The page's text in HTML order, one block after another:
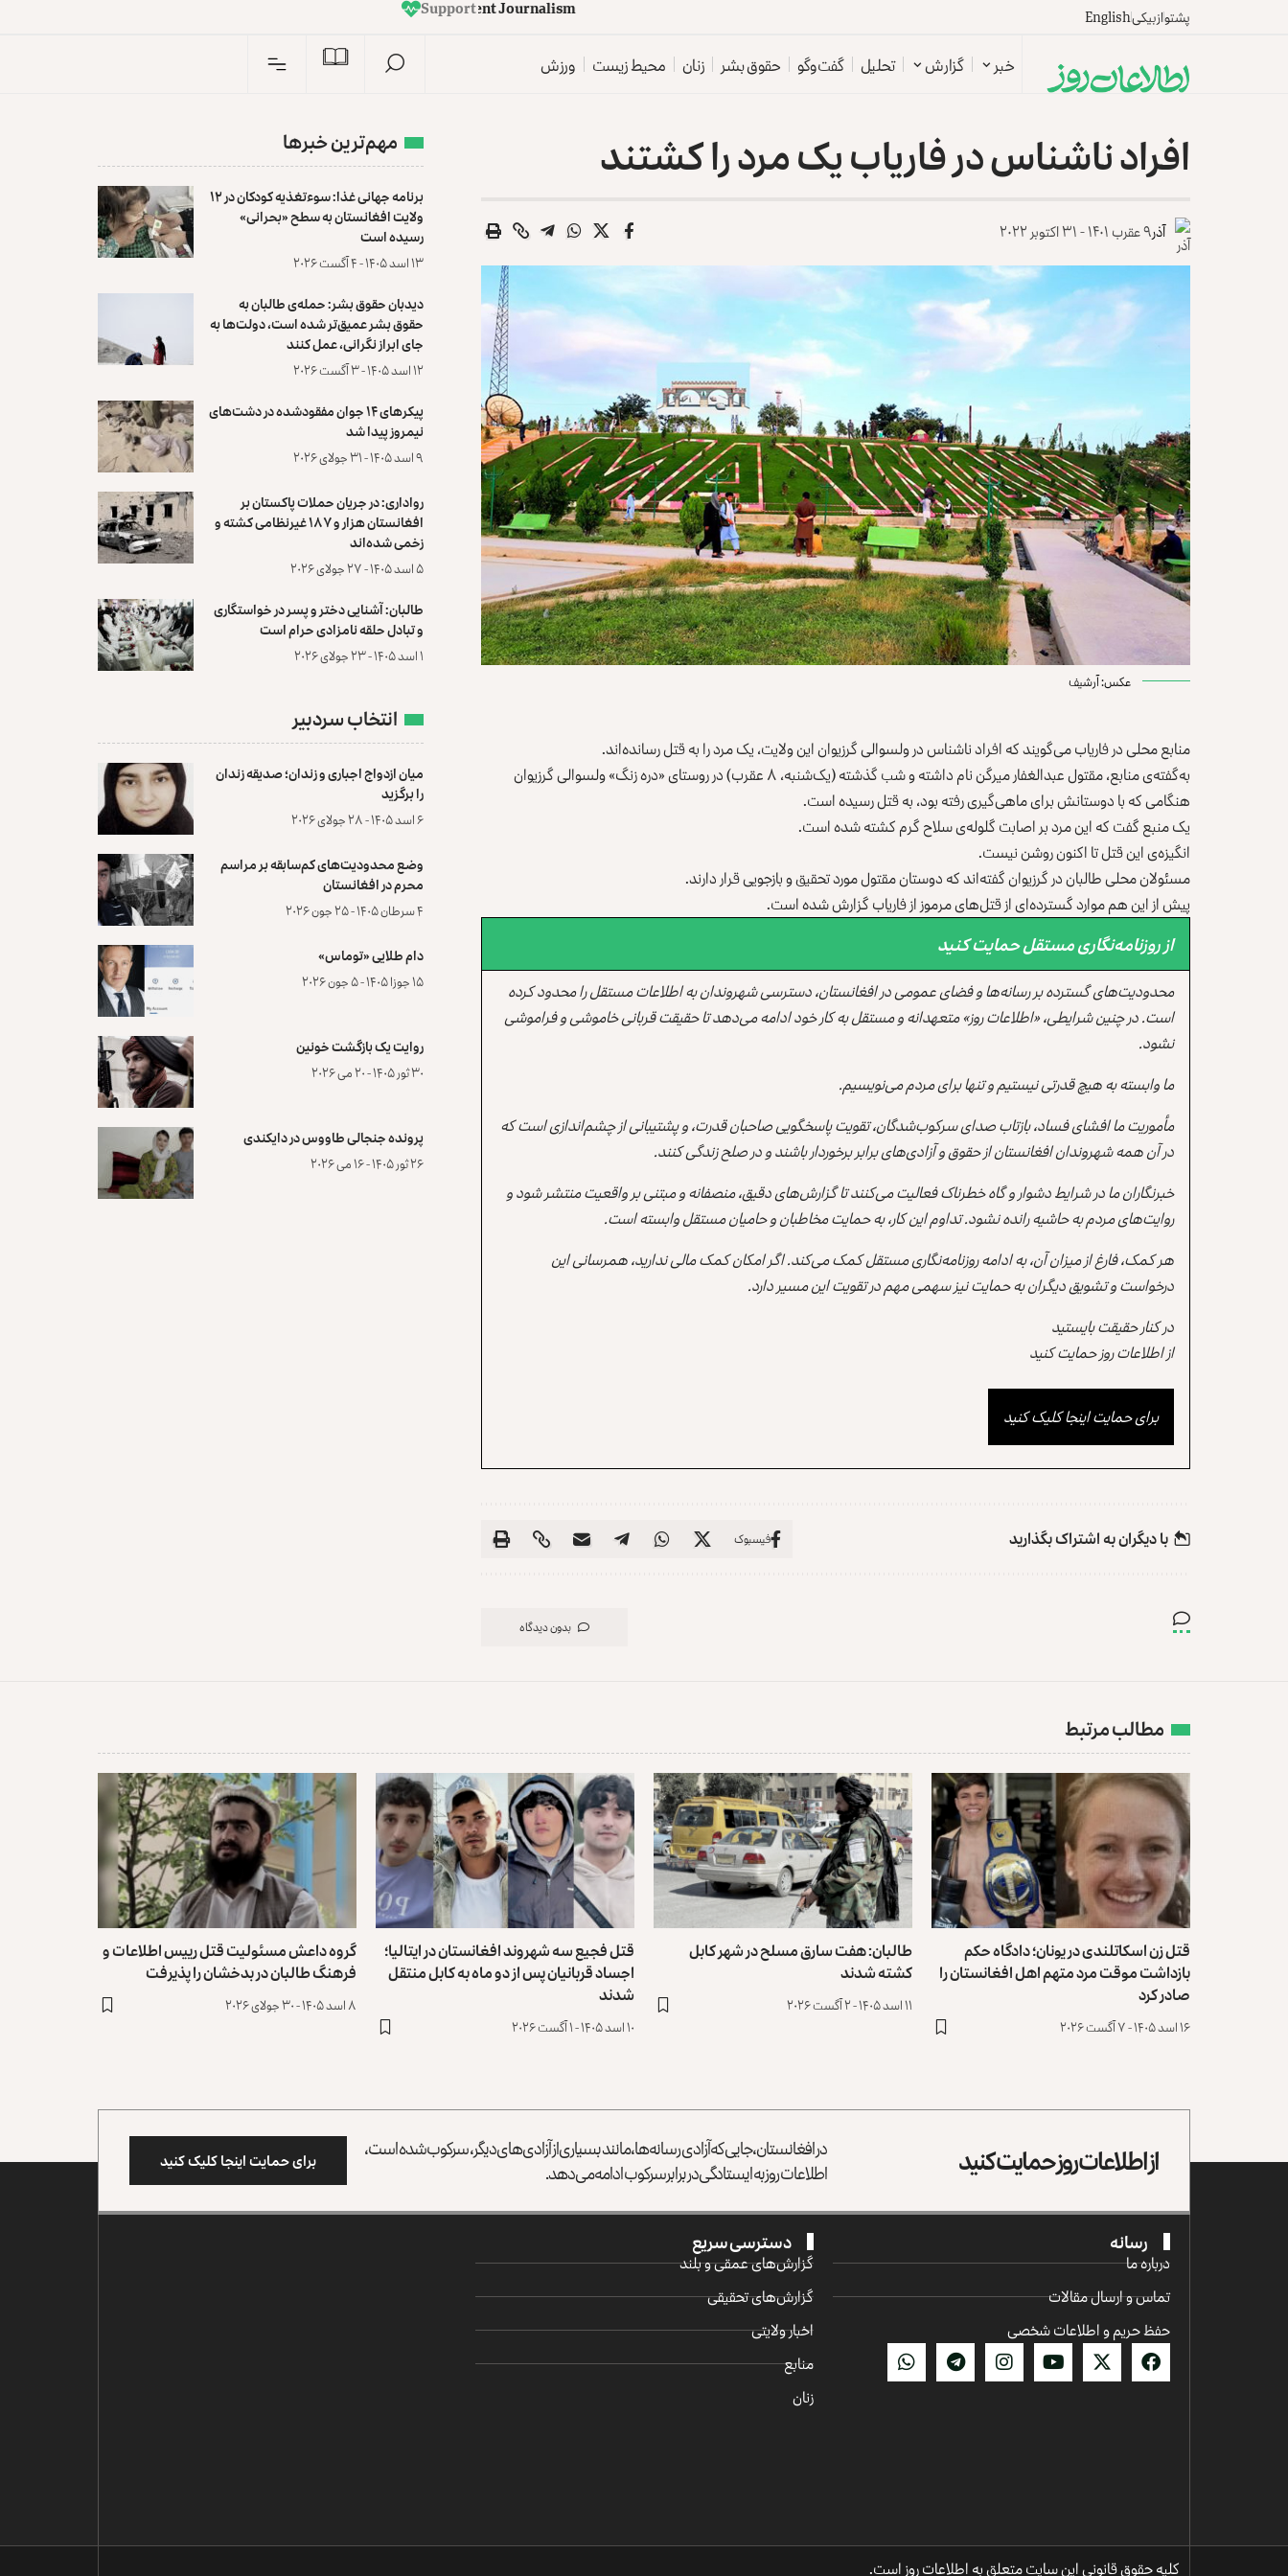
پشتوازبیکیEnglish
m
s
i
l
a
n
r
u
o
J
t
n
e
d
n
e
p
e
d
n
ISupport
خبر گزارش تحلیل گفت‌وگو حقوق بشر زنان محیط زیست ورزش
افراد ناشناس در فاریاب یک مرد را کشتند
آذر۹ عقرب ۱۴۰۱ - ۳۱ اکتوبر ۲۰۲۲
عکس: آرشیف
منابع محلی در فاریاب می‌گویند که افراد ناشناس در ولسوالی گرزیوان این ولایت، یک مرد را به قتل رسانده‌اند.
به‌گفته‌ی منابع، مقتول عبدالغفار میرگن نام داشته و شب گذشته (یک‌شنبه، ۸ عقرب) در روستای «دره زنگ» ولسوالی گرزیوان
هنگامی که با دوستانش برای ماهی‌گیری رفته بود، به قتل رسیده است.
یک منبع گفت که این مرد بر اصابت گلوله‌ی سلاح گرم کشته شده است.
انگیزه‌ی این قتل تا اکنون روشن نیست.
مسئولان محلی طالبان در گرزیوان گفته‌اند که دوستان مقتول مورد تحقیق و بازجویی قرار دارند.
پیش از این هم موارد گسترده‌ای از قتل‌های مرموز از فاریاب گزارش شده است.
از روزنامه‌نگاری مستقل حمایت کنید
محدودیت‌های گسترده بر رسانه‌ها و فضای عمومی در افغانستان، دسترسی شهروندان به اطلاعات مستقل را محدود کرده
است. در چنین شرایطی، «اطلاعات روز» متعهدانه و مستقل به کار خود ادامه می‌دهد تا حقیقت قربانی خاموشی و فراموشی
نشود.
ما وابسته به هیچ قدرتی نیستیم و تنها برای مردم می‌نویسیم.
مأموریت ما افشای فساد، بازتاب صدای سرکوب‌شدگان، تقویت پاسخگویی صاحبان قدرت، و پشتیبانی از چشم‌اندازی است که
در آن همه شهروندان افغانستان از حقوق و آزادی‌های برابر برخوردار باشند و در صلح زندگی کنند.
خبرنگاران ما در شرایط دشوار و گاه خطرناک فعالیت می‌کنند تا گزارش‌های دقیق، منصفانه و مبتنی بر واقعیت منتشر شود و
روایت‌های مردم به حاشیه رانده نشود. تداوم این کار، به حمایت مخاطبان و حامیان مستقل وابسته است.
هر کمک، فارغ از میزان آن، به ادامه روزنامه‌نگاری مستقل کمک می‌کند. اگر امکان کمک مالی ندارید، همرسانی این
درخواست و تشویق دیگران به حمایت نیز سهمی مهم در تقویت این مسیر دارد.
در کنار حقیقت بایستید
از اطلاعات روز حمایت کنید
برای حمایت اینجا کلیک کنید
با دیگران به‌‌ اشتراک بگذارید فیسبوک
بدون دیدگاه
مهم‌ترین خبرها
برنامه جهانی غذا: سوءتغذیه کودکان در ۱۲
ولایت افغانستان به سطح «بحرانی»
رسیده است
۱۳ اسد ۱۴۰۵ - ۴ آگست ۲۰۲۶
دیدبان حقوق بشر: حمله‌ی طالبان به
حقوق بشر عمیق‌تر شده است، دولت‌ها به
جای ابراز نگرانی، عمل کنند
۱۲ اسد ۱۴۰۵ - ۳ آگست ۲۰۲۶
پیکرهای ۱۴ جوان مفقودشده در دشت‌های
نیمروز پیدا شد
۹ اسد ۱۴۰۵ - ۳۱ جولای ۲۰۲۶
رواداری: در جریان حملات پاکستان بر
افغانستان هزار و ۱۸۷ غیرنظامی کشته و
زخمی شده‌اند
۵ اسد ۱۴۰۵ - ۲۷ جولای ۲۰۲۶
طالبان: آشنایی دختر و پسر در خواستگاری
و تبادل حلقه نامزادی حرام است
۱ اسد ۱۴۰۵ - ۲۳ جولای ۲۰۲۶
انتخاب سردبیر
میان ازدواج اجباری و زندان؛ صدیقه زندان
را برگزید
۶ اسد ۱۴۰۵ - ۲۸ جولای ۲۰۲۶
وضع محدودیت‌های کم‌سابقه بر مراسم
محرم در افغانستان
۴ سرطان ۱۴۰۵ - ۲۵ جون ۲۰۲۶
دام طلایی «توماس»
۱۵ جوزا ۱۴۰۵ - ۵ جون ۲۰۲۶
روایت یک بازگشت خونین
۳۰ ثور ۱۴۰۵ - ۲۰ می ۲۰۲۶
پرونده‌ جنجالی طاووس در دایکندی
۲۶ ثور ۱۴۰۵ - ۱۶ می ۲۰۲۶
مطالب مرتبط
قتل زن اسکاتلندی در یونان؛ دادگاه حکم
بازداشت موقت مرد متهم اهل افغانستان را
صادر کرد
۱۶ اسد ۱۴۰۵ - ۷ آگست ۲۰۲۶
طالبان: هفت سارق مسلح در شهر کابل
کشته شدند
۱۱ اسد ۱۴۰۵ - ۲ آگست ۲۰۲۶
قتل فجیع سه شهروند افغانستان در ایتالیا؛
اجساد قربانیان پس از دو ماه به کابل منتقل
شدند
۱۰ اسد ۱۴۰۵ - ۱ آگست ۲۰۲۶
گروه داعش مسئولیت قتل رییس اطلاعات و
فرهنگ طالبان در بدخشان را ‏پذیرفت
۸ اسد ۱۴۰۵ - ۳۰ جولای ۲۰۲۶
از اطلاعات روز حمایت کنید در افغانستان، جایی که آزادی رسانه‌ها، مانند بسیاری از آزادی‌های دیگر، سرکوب شده است،
اطلاعات روز به ایستادگی در برابر سرکوب ادامه می‌دهد. برای حمایت اینجا کلیک کنید
رسانه
درباره ما
تماس و ارسال مقالات
حفظ حریم و اطلاعات شخصی
دسترسی سریع
گزارش‌‌های عمقی و بلند
گزارش‌های تحقیقی
اخبار ولایتی
منابع
زنان
کلیه حقوق قانونی این سایت متعلق به اطلاعات روز است.